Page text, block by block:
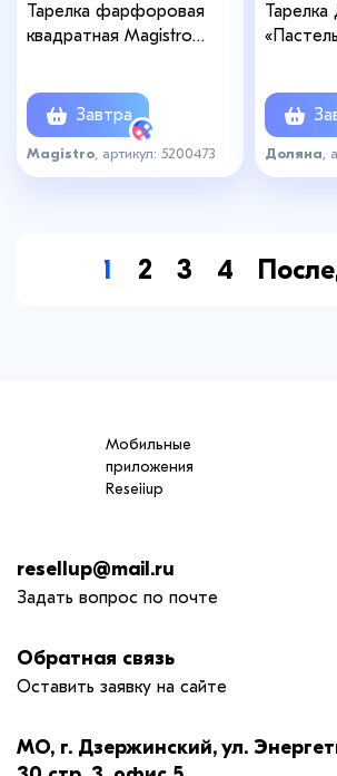
Тарелка фарфоровая
квадратная Magistro
Завтра
Magistro , артикул: 5200473
Тарелка
Доляна ,
1 2 3 4
Мобильные
приложения
Reseiiup
resellup@mail.ru
Задать вопрос по почте
Обратная связь
Оставить заявку на сайте
МО, г. Дзержинский, ул.